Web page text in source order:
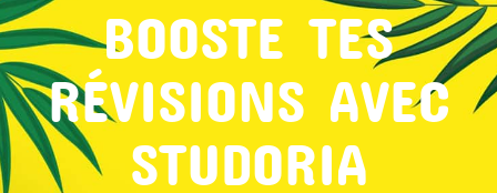
BOOSTE TES
RÉVISIONS AVEC
STUDORIA